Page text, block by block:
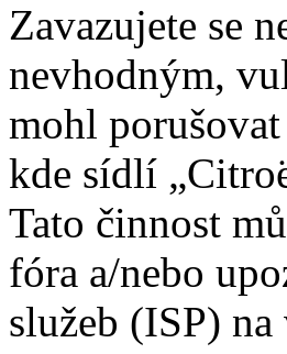
Zavazujete se
nevhodným,
mohl
kde sídlí
Tato činnost
fóra a/nebo
služeb (ISP)